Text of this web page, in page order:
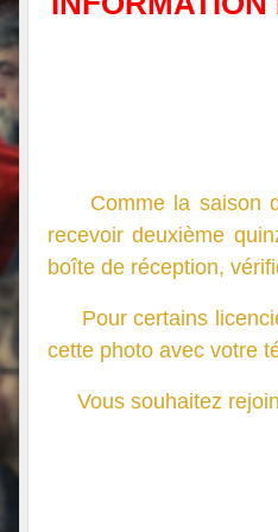
Comme la saison
recevoir deuxième
boîte de réception,
Pour certains
cette photo avec votre
Vous souhaitez